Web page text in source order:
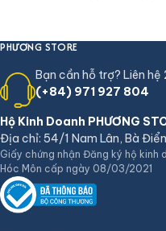
PHƯƠNG STORE
Bạn cần hỗ trợ? Liên
(+84) 971 927 804
Hộ Kinh Doanh PHƯƠNG
Địa chỉ: 54/1 Nam Lân, Bà
Giấy chứng nhận Đăng ký hộ kinh
Hóc Môn cấp ngày 08/03/2021